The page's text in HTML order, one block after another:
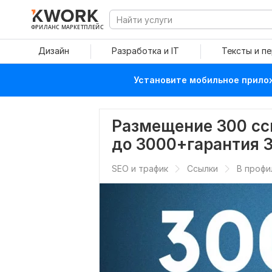
ФРИЛАНС МАРКЕТПЛЕЙС
Дизайн Разработка и IT Тексты и
Установите мобильное
Размещение 300
до 3000+гарантия
SEO и трафик Ссылки В